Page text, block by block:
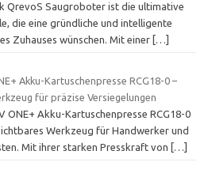
QrevoS Saugroboter ist die ultimative
die eine gründliche und intelligente
Zuhauses wünschen. Mit einer […]
Akku-Kartuschenpresse RCG18-0 –
für präzise Versiegelungen
ONE+ Akku-Kartuschenpresse RCG18-0
Werkzeug für Handwerker und
Mit ihrer starken Presskraft von
[…]